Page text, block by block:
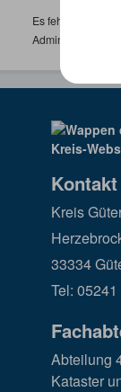
Es fehlen
Administrator
Kontakt
Kreis
33334
Tel:
Abteilung
Kataster